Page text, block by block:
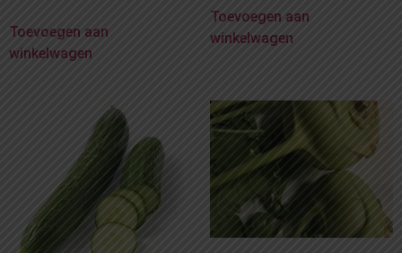
Toevoegen aan
winkelwagen
Toevoegen aan
winkelwagen